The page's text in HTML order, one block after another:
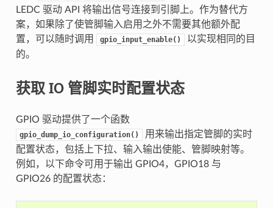
LEDC 驱动 API 将输出信号连接到引脚上。作为替代方
案，如果除了使管脚输入启用之外不需要其他额外配
置，可以随时调用
gpio_input_enable()
以实现相同的目
的。
获取 IO 管脚实时配置状态
GPIO 驱动提供了一个函数
gpio_dump_io_configuration()
用来输出指定管脚的实时
配置状态，包括上下拉、输入输出使能、管脚映射等。
例如，以下命令可用于输出 GPIO4，GPIO18 与
GPIO26 的配置状态：